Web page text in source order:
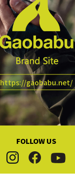
https://gaobabu.net/
FOLLOW US